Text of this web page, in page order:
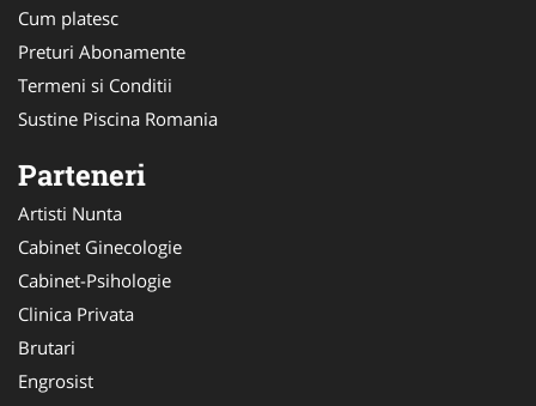
Cum platesc
Preturi Abonamente
Termeni si Conditii
Sustine Piscina Romania
Parteneri
Artisti Nunta
Cabinet Ginecologie
Cabinet-Psihologie
Clinica Privata
Brutari
Engrosist